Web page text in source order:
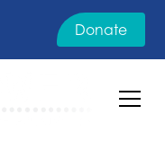
Donate